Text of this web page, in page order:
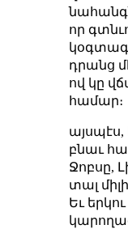
որ
դրանց
ով կը
համար։
այսպէս,
բնաւ
Ջոբսը,
տալ
Եւ